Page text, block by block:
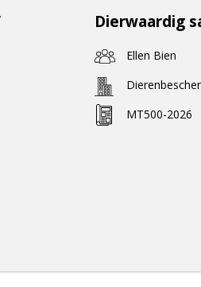
Dierwaardig
Ellen Bien
MT500-2026